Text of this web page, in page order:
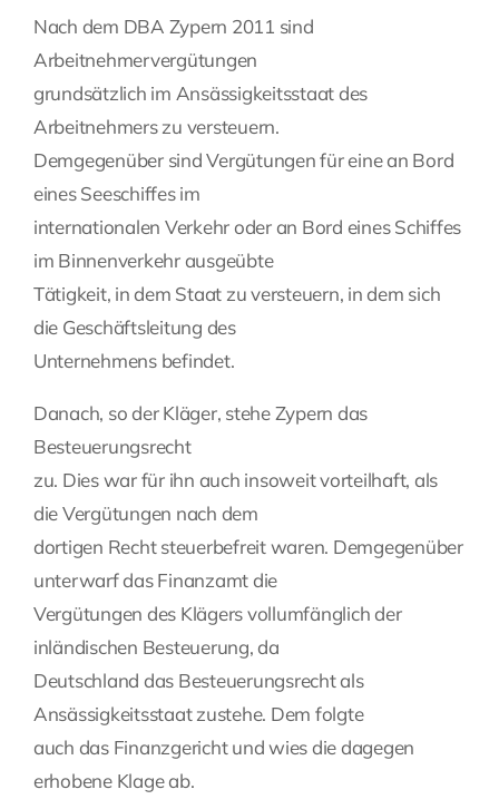
Nach dem DBA Zypern 2011 sind
Arbeitnehmervergütungen
grundsätzlich im Ansässigkeitsstaat des
Arbeitnehmers zu versteuern.
Demgegenüber sind Vergütungen für eine an Bord
eines Seeschiffes im
internationalen Verkehr oder an Bord eines Schiffes
im Binnenverkehr ausgeübte
Tätigkeit, in dem Staat zu versteuern, in dem sich
die Geschäftsleitung des
Unternehmens befindet.
Danach, so der Kläger, stehe Zypern das
Besteuerungsrecht
zu. Dies war für ihn auch insoweit vorteilhaft, als
die Vergütungen nach dem
dortigen Recht steuerbefreit waren. Demgegenüber
unterwarf das Finanzamt die
Vergütungen des Klägers vollumfänglich der
inländischen Besteuerung, da
Deutschland das Besteuerungsrecht als
Ansässigkeitsstaat zustehe. Dem folgte
auch das Finanzgericht und wies die dagegen
erhobene Klage ab.